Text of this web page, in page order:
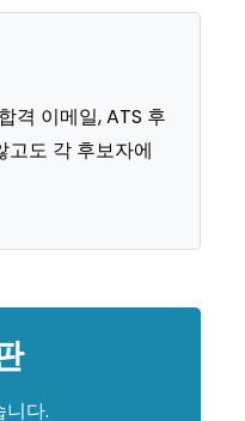
격 이메일, ATS 후
도 각 후보자에
다.